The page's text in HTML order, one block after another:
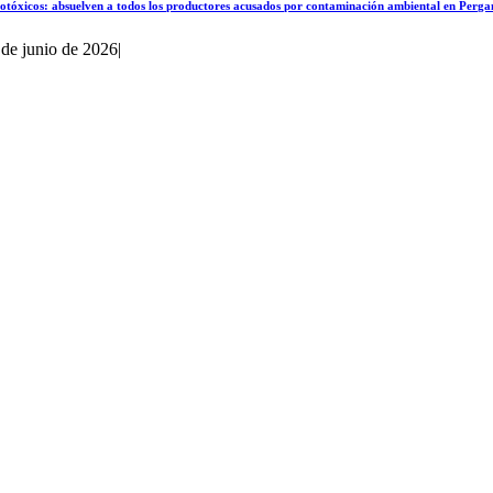
absuelven a todos los productores acusados por contaminación ambiental en
junio de 2026|